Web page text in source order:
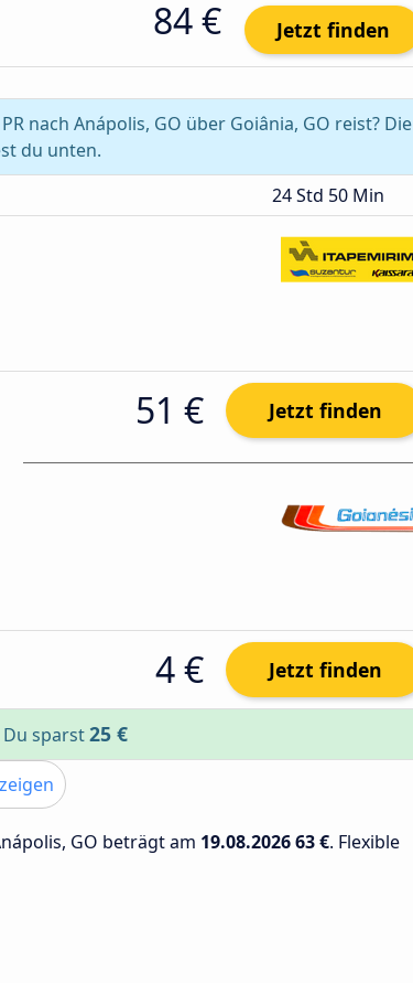
84 € Jetzt finden
nach Anápolis, GO über Goiânia, GO reist? Die
du unten.
24 Std 50 Min
51 € Jetzt finden
4 € Jetzt finden
sparst25 €
GO beträgt am 19.08.202663 €. Flexible